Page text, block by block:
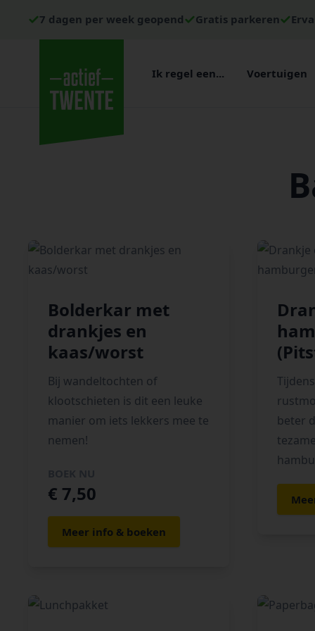
7 dagen per week geopend Gratis parkeren
Ik regel een... Voertuigen
Bolderkar met
drankjes en
kaas/worst
Bij wandeltochten of
klootschieten is dit een leuke
manier om iets lekkers mee te
nemen!
€ 7,50
Meer info & boeken
beter